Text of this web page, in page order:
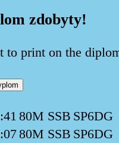
zdobyty!
to print on the
80M SSB SP6DG
80M SSB SP6DG